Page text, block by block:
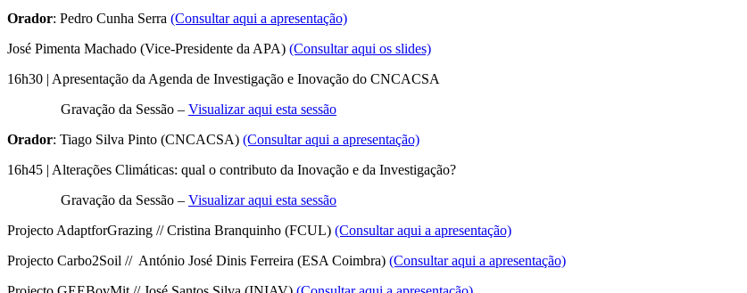
Orador: Pedro Cunha Serra (Consultar aqui a apresentação)
José Pimenta Machado (Vice-Presidente da APA) (Consultar aqui os slides)
16h30 | Apresentação da Agenda de Investigação e Inovação do CNCACSA
Gravação da Sessão – Visualizar aqui esta sessão
Orador: Tiago Silva Pinto (CNCACSA) (Consultar aqui a apresentação)
16h45 | Alterações Climáticas: qual o contributo da Inovação e da Investigação?
Gravação da Sessão – Visualizar aqui esta sessão
Projecto AdaptforGrazing // Cristina Branquinho (FCUL) (Consultar aqui a apresentação)
Projecto Carbo2Soil // António José Dinis Ferreira (ESA Coimbra) (Consultar aqui a apresentação)